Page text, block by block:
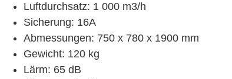
Luftdurchsatz: 1 000 m3/h
Sicherung: 16A
Abmessungen: 750 x 780 x 1900 mm
Gewicht: 120 kg
Lärm: 65 dB